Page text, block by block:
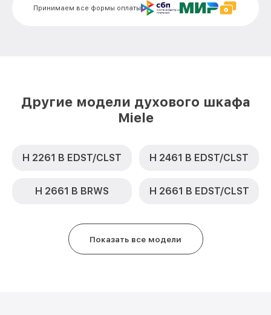
Замена шнура питания H 6460 B
EDST/CLST Miele
от 500₽
Принимаем все формы оплаты
Другие модели духового шкафа
Miele
H 2261 B EDST/CLST H 2461 B EDST/CLST
H 2661 B BRWS H 2661 B EDST/CLST
Показать все модели